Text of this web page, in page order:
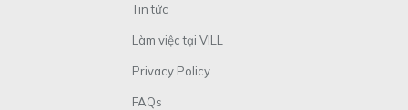
Tin tức
Làm việc tại VILL
Privacy Policy
FAQs